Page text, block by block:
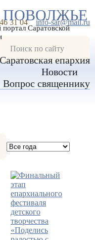
А А А
Саратовской
31 04 info-sar@mail.ru
Саратовская епархия
Новости
Вопрос священнику